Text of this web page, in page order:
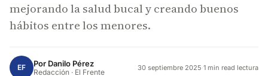
mejorando la salud bucal y creando buenos
hábitos entre los menores.
EF Por Danilo Pérez
Redacción · El Frente 30 septiembre 2025·1 min read lectura